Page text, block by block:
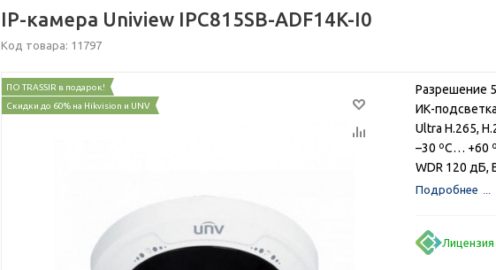
IP-камера Uniview IPC815SB-ADF14K-I0
Код товара: 11797
ПО TRASSIR в подарок!
Скидки до 60% на Hikvision и UNV
Разрешение
ИК-
Ultra H.265,
–30 ºС… +60
WDR 120 дБ,
Подробнее